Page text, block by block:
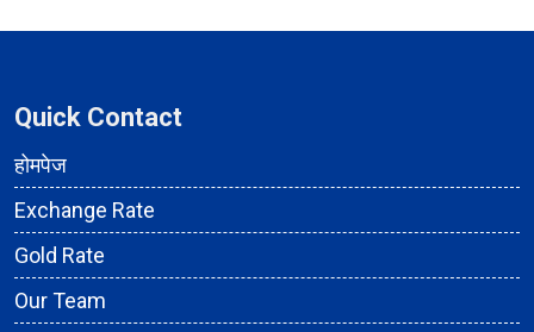
Quick Contact
होमपेज
Exchange Rate
Gold Rate
Our Team